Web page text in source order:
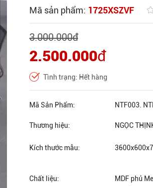
Mã sản phẩm: 1725XSZVF
3.000.000đ
2.500.000đ
Tình trạng: Hết hàng
Mã Sản Phẩm: NTF003.
Thương hiệu: NGỌC
Kích thước mẫu:
Chất liệu: MDF phủ